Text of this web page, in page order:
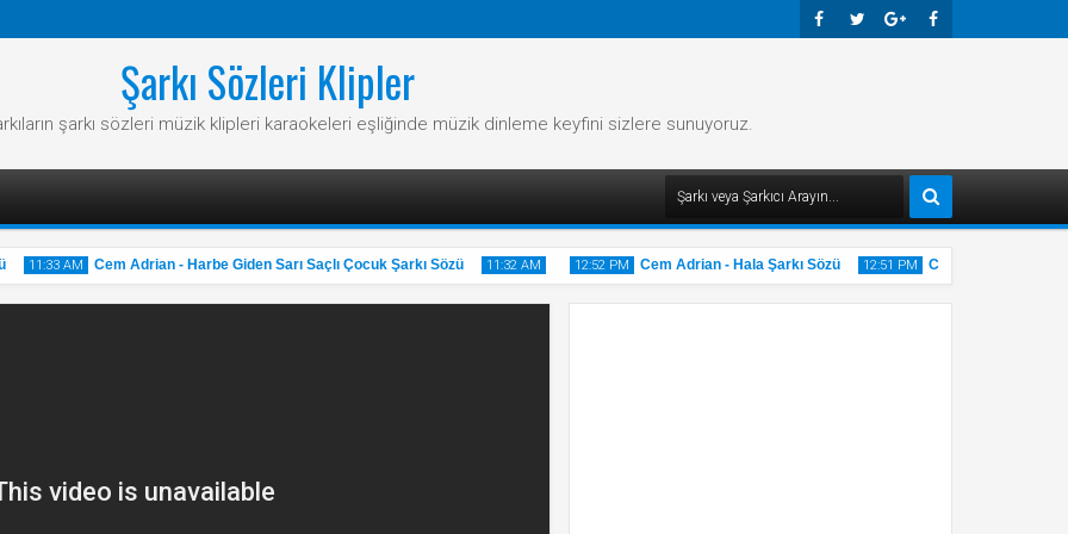
Şarkı Sözleri Klipler
şarkı sözleri müzik klipleri karaokeleri eşliğinde müzik dinleme keyfini sizlere sunuyoruz.
11:33 AM Cem Adrian - Harbe Giden Sarı Saçlı Çocuk Şarkı Sözü 11:32 AM 12:52 PM Cem Adrian - Hala Şarkı Sözü 12:51 PM Cem Adrian - Gri Şarkı